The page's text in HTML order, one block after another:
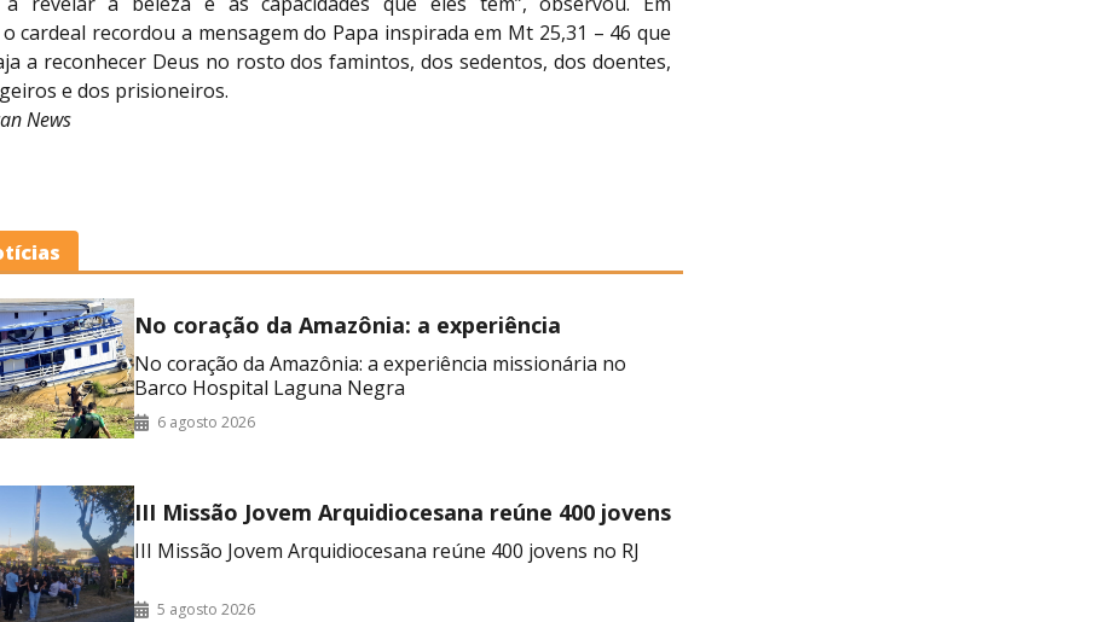
cardeal recordou a mensagem do Papa inspirada em Mt 25,31 – 46 que
a reconhecer Deus no rosto dos famintos, dos sedentos, dos doentes,
e dos prisioneiros.
News
No coração da Amazônia: a experiência
missionária no Barco Hospital Laguna Negra
No coração da Amazônia: a experiência missionária no
Barco Hospital Laguna Negra
6 agosto 2026
III Missão Jovem Arquidiocesana reúne 400 jovens
no RJ
III Missão Jovem Arquidiocesana reúne 400 jovens no RJ
5 agosto 2026